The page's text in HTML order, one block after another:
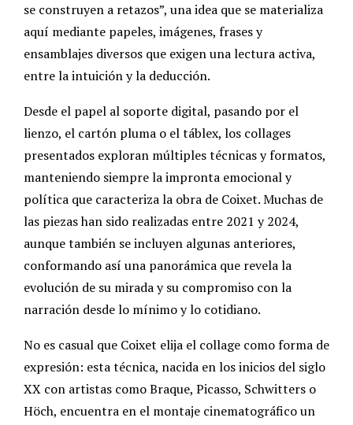
se construyen a retazos”, una idea que se materializa
aquí mediante papeles, imágenes, frases y
ensamblajes diversos que exigen una lectura activa,
entre la intuición y la deducción.
Desde el papel al soporte digital, pasando por el
lienzo, el cartón pluma o el táblex, los collages
presentados exploran múltiples técnicas y formatos,
manteniendo siempre la impronta emocional y
política que caracteriza la obra de Coixet. Muchas de
las piezas han sido realizadas entre 2021 y 2024,
aunque también se incluyen algunas anteriores,
conformando así una panorámica que revela la
evolución de su mirada y su compromiso con la
narración desde lo mínimo y lo cotidiano.
No es casual que Coixet elija el collage como forma de
expresión: esta técnica, nacida en los inicios del siglo
XX con artistas como Braque, Picasso, Schwitters o
Höch, encuentra en el montaje cinematográfico un